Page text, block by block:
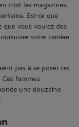
croit les magazines,
Est-ce que
que vous voulez des
votre carrière
pas à se poser ces
femmes
une douzaine